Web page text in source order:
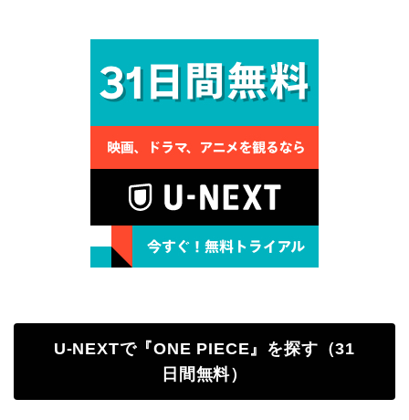
U-NEXTで『ONE PIECE』を探す（31
日間無料）